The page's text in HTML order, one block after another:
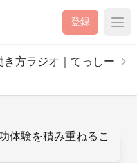
登録
方ラジオ｜てっしー